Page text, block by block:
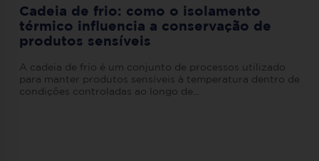
Cadeia de frio: como o isolamento
térmico influencia a conservação de
produtos sensíveis
A cadeia de frio é um conjunto de processos utilizado
para manter produtos sensíveis à temperatura dentro de
condições controladas ao longo de...